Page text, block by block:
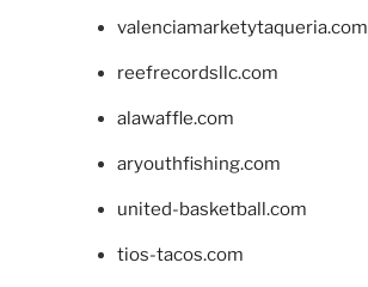
valenciamarketytaqueria.com
reefrecordsllc.com
alawaffle.com
aryouthfishing.com
united-basketball.com
tios-tacos.com